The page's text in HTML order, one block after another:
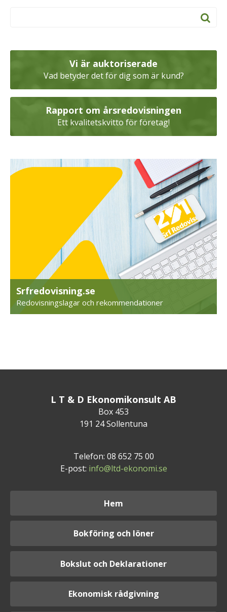
Vi är auktoriserade
Vad betyder det för dig som är kund?
Rapport om årsredovisningen
Ett kvalitetskvitto för företag!
Srfredovisning.se
Redovisningslagar och rekommendationer
L T & D Ekonomikonsult AB
Box 453
191 24 Sollentuna
Telefon: 08 652 75 00
E-post: info@ltd-ekonomi.se
Hem
Bokföring och löner
Bokslut och Deklarationer
Ekonomisk rådgivning